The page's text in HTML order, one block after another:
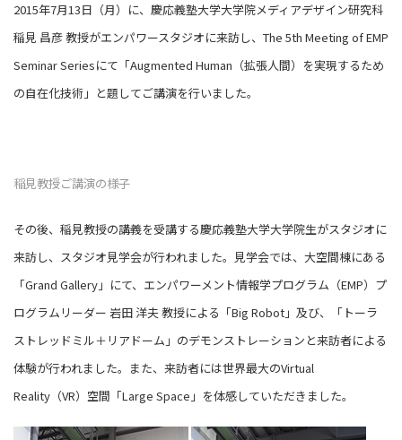
2015年7月13日（月）に、慶応義塾大学大学院メディアデザイン研究科
稲見 昌彦 教授がエンパワースタジオに来訪し、The 5th Meeting of EMP
Seminar Seriesにて「Augmented Human（拡張人間）を実現するため
の自在化技術」と題してご講演を行いました。
稲見教授ご講演の様子
その後、稲見教授の講義を受講する慶応義塾大学大学院生がスタジオに
来訪し、スタジオ見学会が行われました。見学会では、大空間棟にある
「Grand Gallery」にて、エンパワーメント情報学プログラム（EMP）プ
ログラムリーダー 岩田 洋夫 教授による「Big Robot」及び、「トーラ
ストレッドミル＋リアドーム」のデモンストレーションと来訪者による
体験が行われました。また、来訪者には世界最大のVirtual
Reality（VR）空間「Large Space」を体感していただきました。